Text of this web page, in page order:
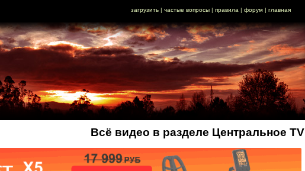
загрузить| частые вопросы| правила | форум| главная
Всё видео в разделе Центральное TV